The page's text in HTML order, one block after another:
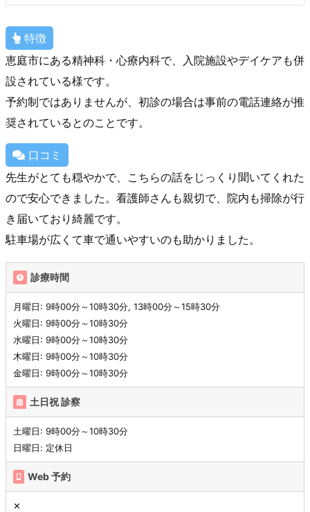
特徴
恵庭市にある精神科・心療内科で、入院施設やデイケアも併
設されている様です。
予約制ではありませんが、初診の場合は事前の電話連絡が推
奨されているとのことです。
口コミ
先生がとても穏やかで、こちらの話をじっくり聞いてくれた
ので安心できました。看護師さんも親切で、院内も掃除が行
き届いており綺麗です。
駐車場が広くて車で通いやすいのも助かりました。
診療時間
月曜日: 9時00分～10時30分, 13時00分～15時30分
火曜日: 9時00分～10時30分
水曜日: 9時00分～10時30分
木曜日: 9時00分～10時30分
金曜日: 9時00分～10時30分
土日祝 診察
土曜日: 9時00分～10時30分
日曜日: 定休日
Web 予約
✕